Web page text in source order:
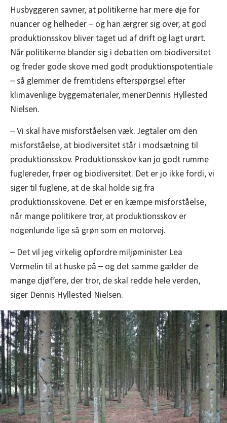
Husbyggeren savner, at politikerne har mere øje for
nuancer og helheder – og han ærgrer sig over, at god
produktionsskov bliver taget ud af drift og lagt urørt.
Når politikerne blander sig i debatten om biodiversitet
og freder gode skove med godt produktionspotentiale
– så glemmer de fremtidens efterspørgsel efter
klimavenlige byggematerialer, menerDennis Hyllested
Nielsen.
– Vi skal have misforståelsen væk. Jegtaler om den
misforståelse, at biodiversitet står i modsætning til
produktionsskov. Produktionsskov kan jo godt rumme
fuglereder, frøer og biodiversitet. Det er jo ikke fordi, vi
siger til fuglene, at de skal holde sig fra
produktionsskovene. Det er en kæmpe misforståelse,
når mange politikere tror, at produktionsskov er
nogenlunde lige så grøn som en motorvej.
– Det vil jeg virkelig opfordre miljøminister Lea
Vermelin til at huske på – og det samme gælder de
mange djøf’ere, der tror, de skal redde hele verden,
siger Dennis Hyllested Nielsen.